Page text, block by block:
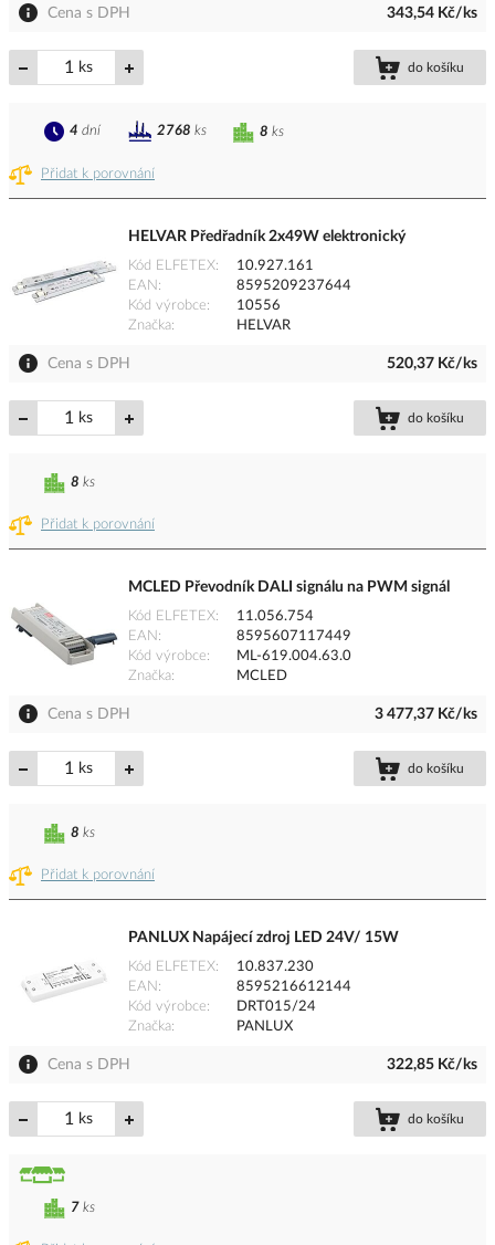
Cena s DPH 343,54 Kč/ks
ks do košíku
Přidat k porovnání
8 ks
4 dní 2768 ks
HELVAR Předřadník 2x49W elektronický
Kód ELFETEX
10.927.161
EAN
8595209237644
Kód výrobce
10556
Značka
HELVAR
Cena s DPH 520,37 Kč/ks
ks do košíku
Přidat k porovnání
8 ks
MCLED Převodník DALI signálu na PWM signál
Kód ELFETEX
11.056.754
EAN
8595607117449
Kód výrobce
ML-619.004.63.0
Značka
MCLED
Cena s DPH 3 477,37 Kč/ks
ks do košíku
Přidat k porovnání
8 ks
PANLUX Napájecí zdroj LED 24V/ 15W
Kód ELFETEX
10.837.230
EAN
8595216612144
Kód výrobce
DRT015/24
Značka
PANLUX
Cena s DPH 322,85 Kč/ks
ks do košíku
7 ks